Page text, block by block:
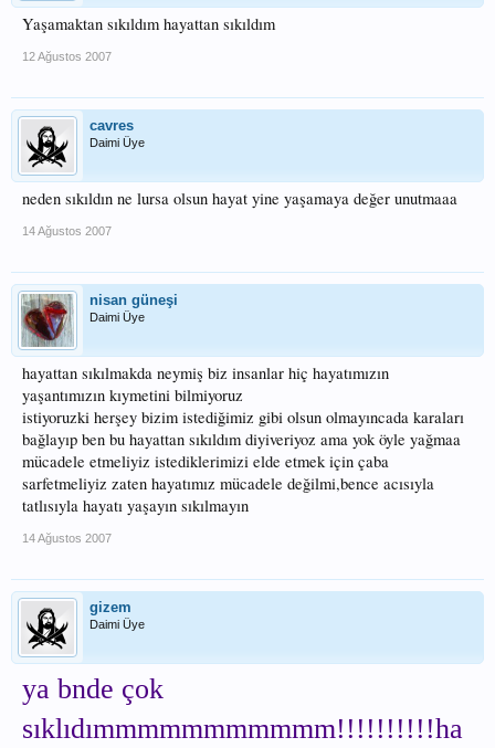
Yaşamaktan sıkıldım hayattan sıkıldım
12 Ağustos 2007
cavres
Daimi Üye
neden sıkıldın ne lursa olsun hayat yine yaşamaya değer unutmaaa
14 Ağustos 2007
nisan güneşi
Daimi Üye
hayattan sıkılmakda neymiş biz insanlar hiç hayatımızın
yaşantımızın kıymetini bilmiyoruz
istiyoruzki herşey bizim istediğimiz gibi olsun olmayıncada karaları
bağlayıp ben bu hayattan sıkıldım diyiveriyoz ama yok öyle yağmaa
mücadele etmeliyiz istediklerimizi elde etmek için çaba
sarfetmeliyiz zaten hayatımız mücadele değilmi,bence acısıyla
tatlısıyla hayatı yaşayın sıkılmayın
14 Ağustos 2007
gizem
Daimi Üye
ya bnde çok
sıklıdımmmmmmmmmmm!!!!!!!!!!ha